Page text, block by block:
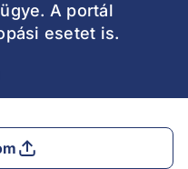
A portál
esetet is.